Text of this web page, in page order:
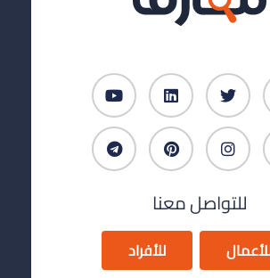
للتواصل معنا
للأفراد